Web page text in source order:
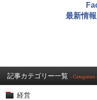
最新情
記事カテゴリー一覧 - Categories
経営